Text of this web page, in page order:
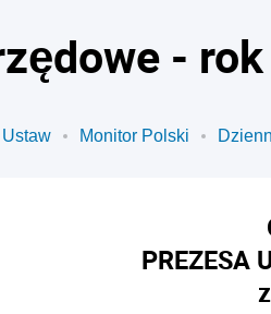
-
Monitor Polski
PREZESA